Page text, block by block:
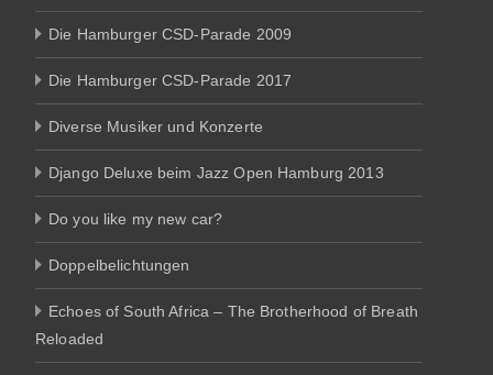
Die Hamburger CSD-Parade 2009
Die Hamburger CSD-Parade 2017
Diverse Musiker und Konzerte
Django Deluxe beim Jazz Open Hamburg 2013
Do you like my new car?
Doppelbelichtungen
Echoes of South Africa – The Brotherhood of Breath
Reloaded